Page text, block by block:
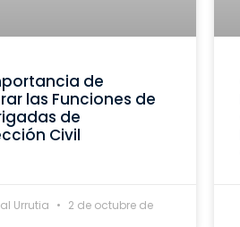
de
las Funciones de
de
Civil
Urrutia
2 de octubre de